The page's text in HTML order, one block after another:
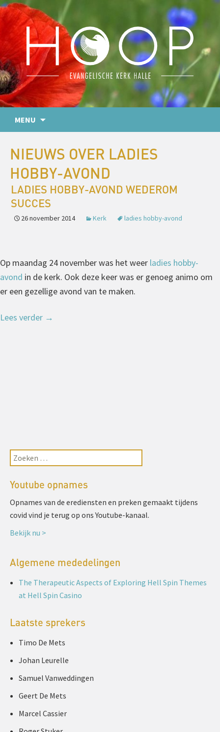
MENU
NIEUWS OVER LADIES
HOBBY-AVOND
LADIES HOBBY-AVOND WEDEROM
SUCCES
26 november 2014 Kerk ladies hobby-avond
Op maandag 24 november was het weer ladies hobby-
avond in de kerk. Ook deze keer was er genoeg animo om
er een gezellige avond van te maken.
Lees verder →
Youtube opnames
Opnames van de erediensten en preken gemaakt tijdens
covid vind je terug op ons Youtube-kanaal.
Bekijk nu >
Algemene mededelingen
The Therapeutic Aspects of Exploring Hell Spin Themes
at Hell Spin Casino
Laatste sprekers
Timo De Mets
Johan Leurelle
Samuel Vanweddingen
Geert De Mets
Marcel Cassier